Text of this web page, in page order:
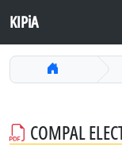
KIPiA
COMPAL